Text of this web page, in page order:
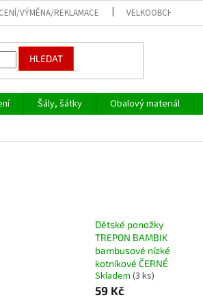
VÝMĚNA/REKLAMACE VELKOOBCHOD
HLEDAT
Šály, šátky Obalový materiál
Dětské ponožky
TREPON BAMBIK
bambusové nízké
kotníkové ČERNÉ
Skladem (3 ks)
59 Kč